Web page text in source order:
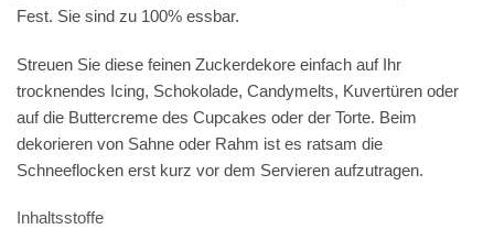
Fest. Sie sind zu 100% essbar.
Streuen Sie diese feinen Zuckerdekore einfach auf Ihr
trocknendes Icing, Schokolade, Candymelts, Kuvertüren oder
auf die Buttercreme des Cupcakes oder der Torte. Beim
dekorieren von Sahne oder Rahm ist es ratsam die
Schneeflocken erst kurz vor dem Servieren aufzutragen.
Inhaltsstoffe